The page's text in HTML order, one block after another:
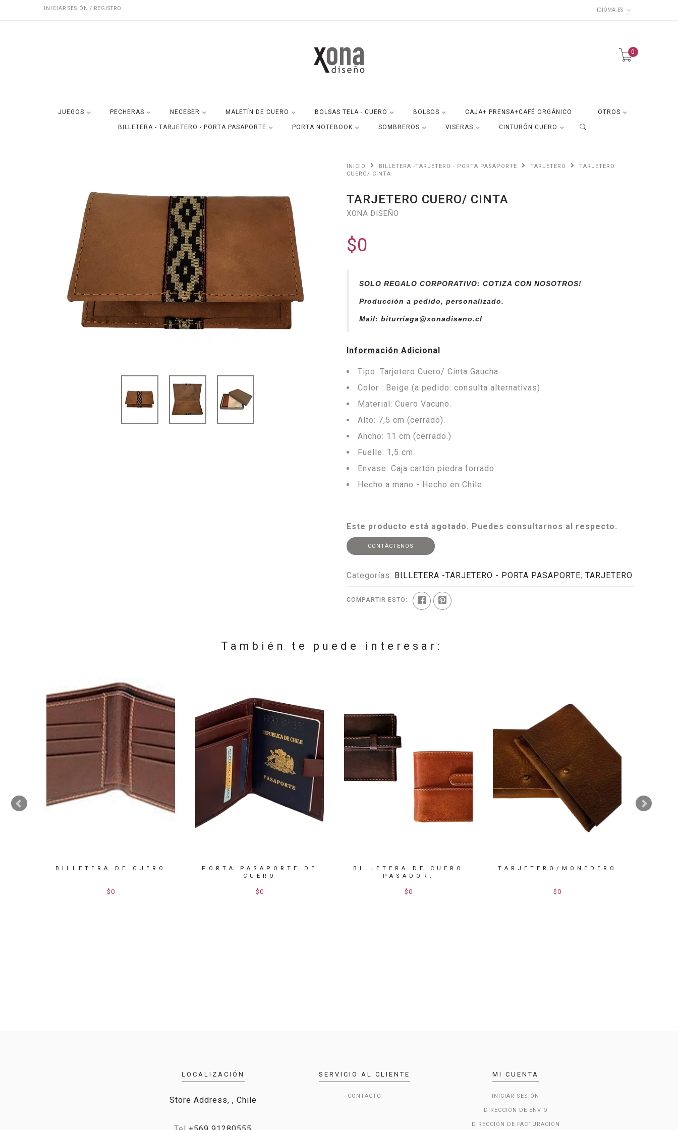
INICIAR SESIÓN / REGISTRO IDIOMA: ES
0
JUEGOS PECHERAS NECESER MALETÍN DE CUERO BOLSAS TELA - CUERO BOLSOS CAJA+ PRENSA+CAFÉ ORGÁNICO OTROS
BILLETERA - TARJETERO - PORTA PASAPORTE PORTA NOTEBOOK SOMBREROS VISERAS CINTURÓN CUERO
INICIO BILLETERA -TARJETERO - PORTA PASAPORTE TARJETERO
TARJETERO
CUERO/ CINTA
TARJETERO CUERO/ CINTA
XONA DISEÑO
$0
SOLO REGALO CORPORATIVO: COTIZA CON NOSOTROS!
Producción a pedido, personalizado.
Mail: biturriaga@xonadiseno.cl
Información Adicional
Tipo: Tarjetero Cuero/ Cinta Gaucha.
Color : Beige (a pedido: consulta alternativas).
Material: Cuero Vacuno.
Alto: 7,5 cm (cerrado).
Ancho: 11 cm (cerrado.)
Fuelle: 1,5 cm.
Envase: Caja cartón piedra forrado.
Hecho a mano - Hecho en Chile
Este producto está agotado. Puedes consultarnos al respecto.
CONTÁCTENOS
Categorías: BILLETERA -TARJETERO - PORTA PASAPORTE, TARJETERO
COMPARTIR ESTO:
También te puede interesar:
BILLETERA DE CUERO
$0
PORTA PASAPORTE DE
CUERO
$0
BILLETERA DE CUERO
PASADOR.
$0
TARJETERO/MONEDERO
$0
LOCALIZACIÓN
Store Address, , Chile
SERVICIO AL CLIENTE
CONTACTO
MI CUENTA
INICIAR SESIÓN
DIRECCIÓN DE ENVÍO
DIRECCIÓN DE FACTURACIÓN